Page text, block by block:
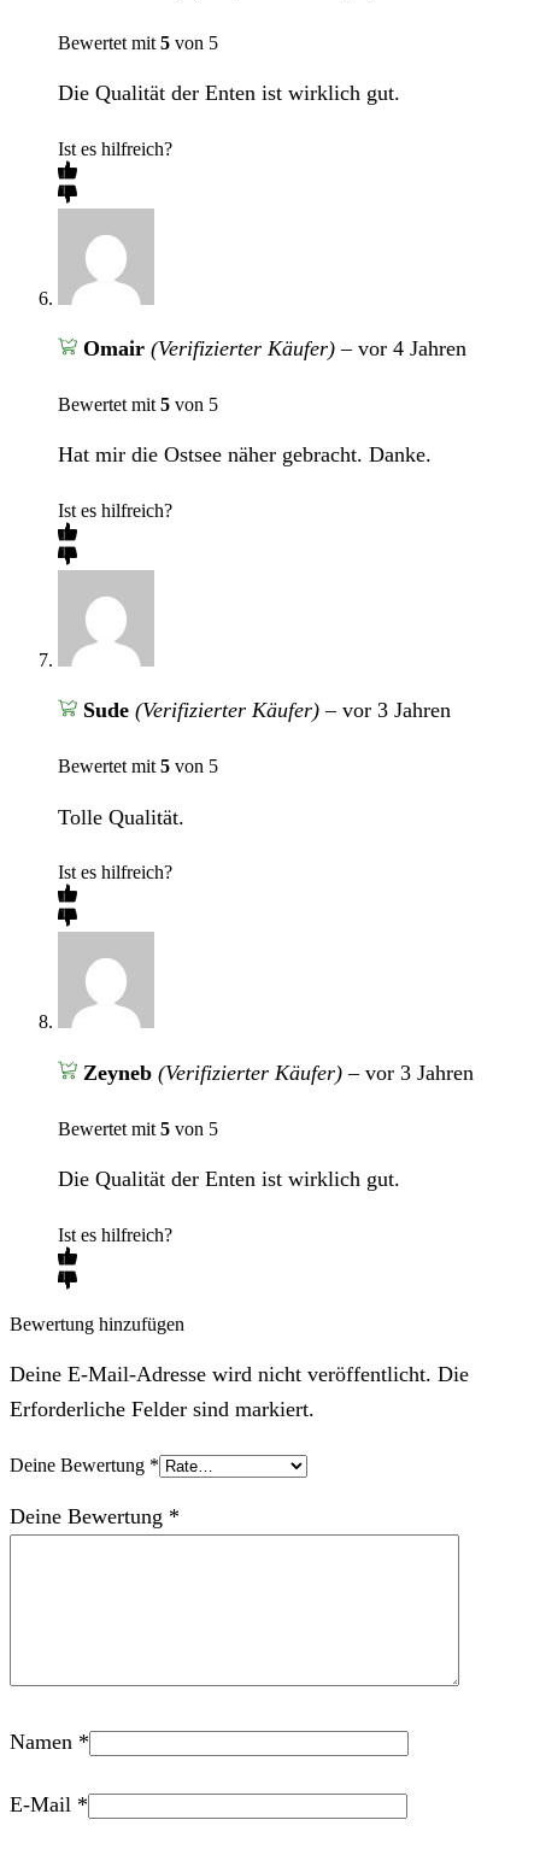
Bewertet mit 5 von 5
Die Qualität der Enten ist wirklich gut.
Ist es hilfreich?
Omair (Verifizierter Käufer) – vor 4 Jahren
Bewertet mit 5 von 5
Hat mir die Ostsee näher gebracht. Danke.
Ist es hilfreich?
Sude (Verifizierter Käufer) – vor 3 Jahren
Bewertet mit 5 von 5
Tolle Qualität.
Ist es hilfreich?
Zeyneb (Verifizierter Käufer) – vor 3 Jahren
Bewertet mit 5 von 5
Die Qualität der Enten ist wirklich gut.
Ist es hilfreich?
Bewertung hinzufügen
Deine E-Mail-Adresse wird nicht veröffentlicht. Die
Erforderliche Felder sind markiert.
Deine Bewertung *
Deine Bewertung *
Namen *
E-Mail *